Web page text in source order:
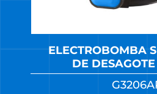
ELECTROBOMBA
DE